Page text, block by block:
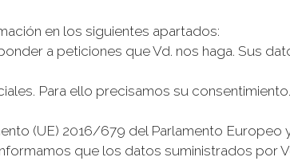
en los siguientes apartados:
a peticiones que Vd. nos haga. Sus
Para ello precisamos su
(UE) 2016/679 del Parlamento Europeo
que los datos suministrados por